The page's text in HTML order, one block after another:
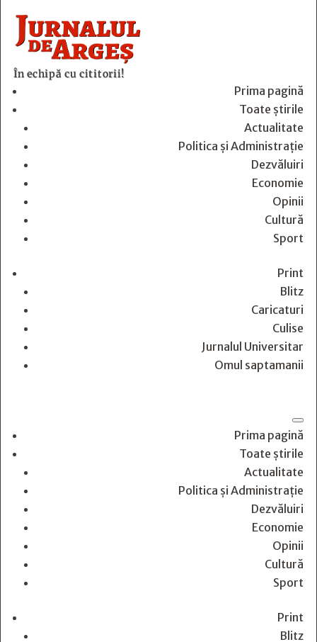
În echipă cu cititorii!
Prima pagină
Toate știrile
Actualitate
Politica și Administrație
Dezvăluiri
Economie
Opinii
Cultură
Sport
Print
Blitz
Caricaturi
Culise
Jurnalul Universitar
Omul saptamanii
Prima pagină
Toate știrile
Actualitate
Politica și Administrație
Dezvăluiri
Economie
Opinii
Cultură
Sport
Print
Blitz